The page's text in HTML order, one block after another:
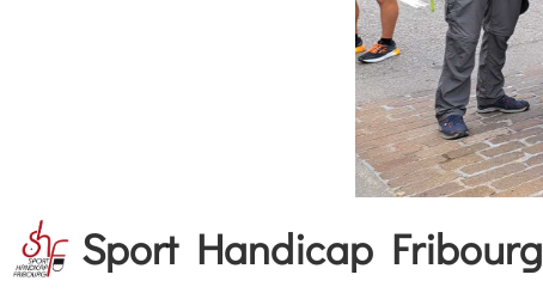
Sport Handicap Fribourg